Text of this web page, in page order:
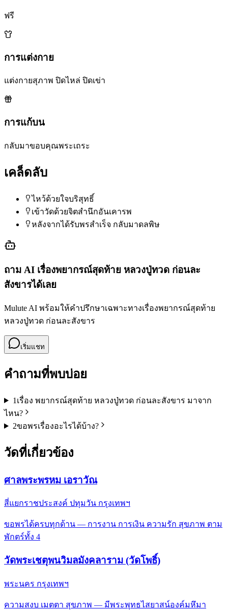
ฟรี
การแต่งกาย
แต่งกายสุภาพ ปิดไหล่ ปิดเข่า
การแก้บน
กลับมาขอบคุณพระเถระ
เคล็ดลับ
ไหว้ด้วยใจบริสุทธิ์
เข้าวัดด้วยจิตสำนึกอันเคารพ
หลังจากได้รับพรสำเร็จ กลับมาดลพิษ
ถาม AI เรื่องพยากรณ์สุดท้าย หลวงปู่ทวด ก่อนละ
สังขารได้เลย
Mulute AI พร้อมให้คำปรึกษาเฉพาะทางเรื่องพยากรณ์สุดท้าย
หลวงปู่ทวด ก่อนละสังขาร
เริ่มแชท
คำถามที่พบบ่อย
1 เรื่อง พยากรณ์สุดท้าย หลวงปู่ทวด ก่อนละสังขาร มาจาก
ไหน?
2ขอพรเรื่องอะไรได้บ้าง?
วัดที่เกี่ยวข้อง
ศาลพระพรหม เอราวัณ
สี่แยกราชประสงค์ ปทุมวัน กรุงเทพฯ
ขอพรได้ครบทุกด้าน — การงาน การเงิน ความรัก สุขภาพ ตาม
พักตร์ทั้ง 4
วัดพระเชตุพนวิมลมังคลาราม (วัดโพธิ์)
พระนคร กรุงเทพฯ
ความสงบ เมตตา สุขภาพ — มีพระพุทธไสยาสน์องค์มหึมา